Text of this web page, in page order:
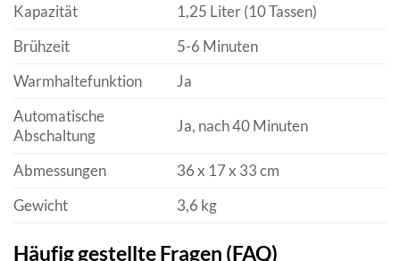
Kapazität
1,25 Liter (10 Tassen)
Brühzeit
5-6 Minuten
Warmhaltefunktion
Ja
Automatische
Abschaltung
Ja, nach 40 Minuten
Abmessungen
36 x 17 x 33 cm
Gewicht
3,6 kg
Häufig gestellte Fragen (FAQ)